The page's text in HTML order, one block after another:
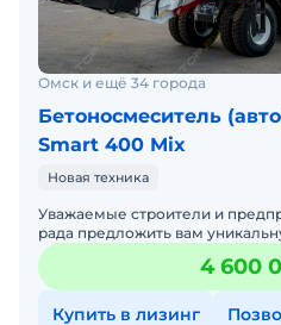
Омск и ещё 34 города
Бетоносмеситель
Smart 400 Mix
Новая техника
Уважаемые строители и
рада предложить вам
приобрести самоходные
самозагрузкой SMART 400 MI
4 600
Купить в лизинг